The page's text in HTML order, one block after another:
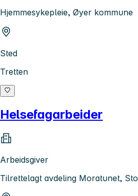
Hjemmesykepleie, Øyer kommune
Sted
Tretten
Helsefagarbeider
Arbeidsgiver
Tilrettelagt avdeling Moratunet,